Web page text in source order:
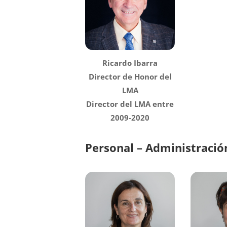
Ricardo Ibarra
Director de Honor del
LMA
Director del LMA entre
2009-2020
Personal –